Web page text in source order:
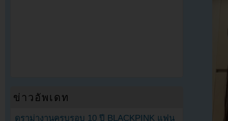
ข่าวอัพเดท
ดราม่างานครบรอบ 10 ปี BLACKPINK แฟน